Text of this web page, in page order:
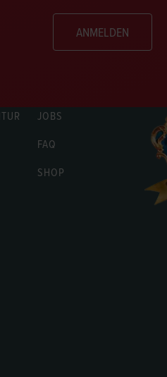
ANMELDEN
JOBS
FAQ
SHOP